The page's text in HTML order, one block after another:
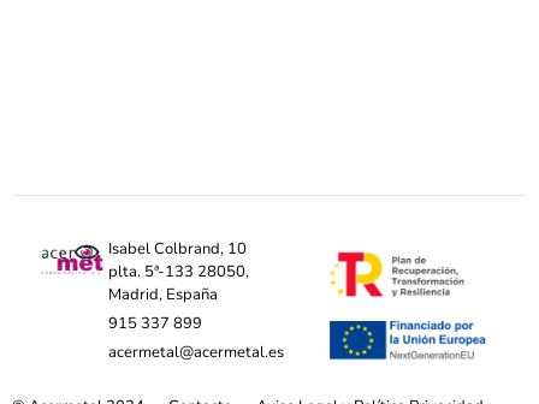
Isabel Colbrand, 10
plta. 5ª-133 28050,
Madrid, España
915 337 899
acermetal@acermetal.es